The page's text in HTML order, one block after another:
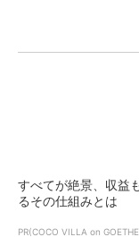
すべてが絶景、収益
るその仕組みとは
PR(COCO VILLA on